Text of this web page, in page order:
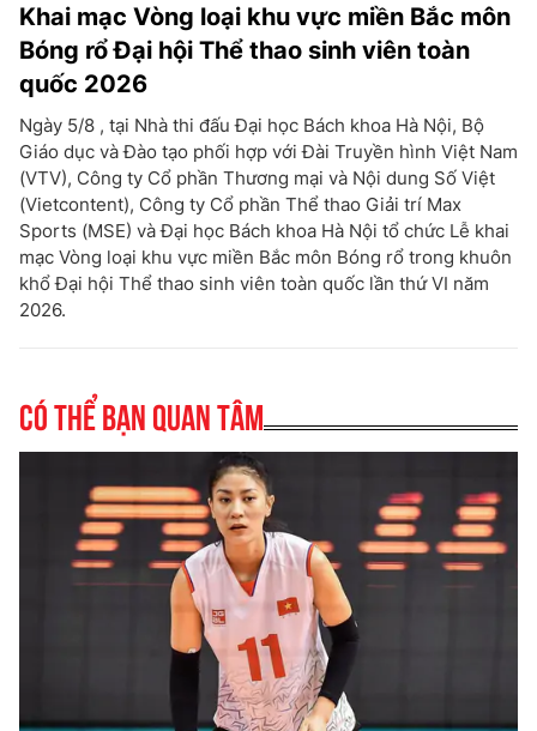
Khai mạc Vòng loại khu vực miền Bắc môn
Bóng rổ Đại hội Thể thao sinh viên toàn
quốc 2026
Ngày 5/8 , tại Nhà thi đấu Đại học Bách khoa Hà Nội, Bộ
Giáo dục và Đào tạo phối hợp với Đài Truyền hình Việt Nam
(VTV), Công ty Cổ phần Thương mại và Nội dung Số Việt
(Vietcontent), Công ty Cổ phần Thể thao Giải trí Max
Sports (MSE) và Đại học Bách khoa Hà Nội tổ chức Lễ khai
mạc Vòng loại khu vực miền Bắc môn Bóng rổ trong khuôn
khổ Đại hội Thể thao sinh viên toàn quốc lần thứ VI năm
2026.
Có thể bạn quan tâm